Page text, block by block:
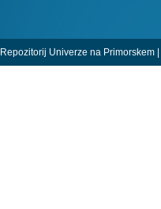
Repozitorij Univerze na Primorskem |